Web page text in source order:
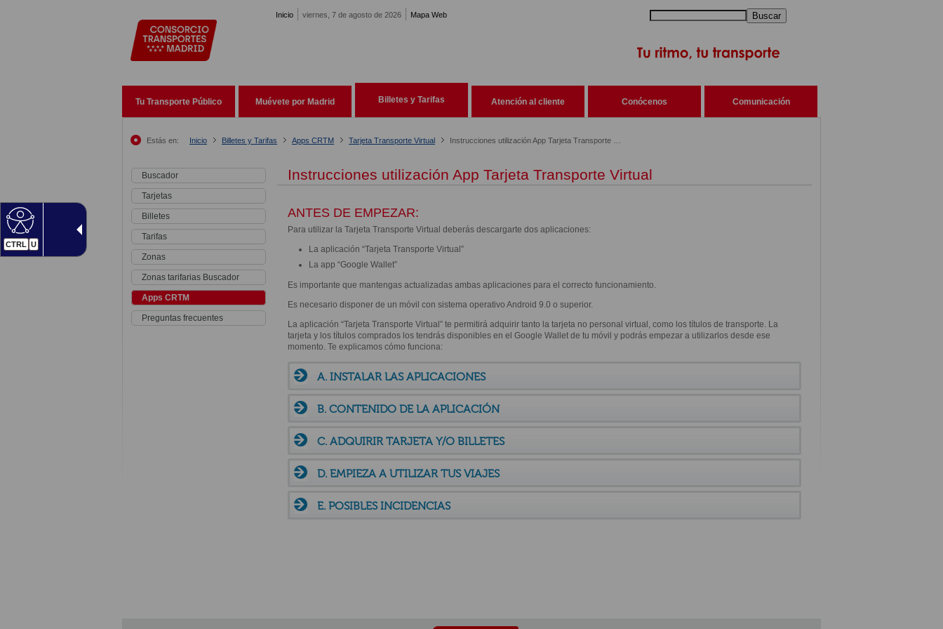
CTRL U
Inicio viernes, 7 de agosto de 2026 Mapa Web Buscar
Tu Transporte Público Muévete por Madrid Billetes y Tarifas Atención al cliente Conócenos Comunicación
Estás en: Inicio Billetes y Tarifas Apps CRTM Tarjeta Transporte Virtual
Buscador
Tarjetas
Billetes
Tarifas
Zonas
Zonas tarifarias Buscador
Apps CRTM
Preguntas frecuentes
Instrucciones utilización App Tarjeta Transporte Virtual
ANTES DE EMPEZAR:
Para utilizar la Tarjeta Transporte Virtual deberás descargarte dos aplicaciones:
La aplicación “Tarjeta Transporte Virtual”
La app “Google Wallet”
Es importante que mantengas actualizadas ambas aplicaciones para el correcto funcionamiento.
Es necesario disponer de un móvil con sistema operativo Android 9.0 o superior.
La aplicación “Tarjeta Transporte Virtual” te permitirá adquirir tanto la tarjeta no personal virtual, como los títulos de transporte. La
tarjeta y los títulos comprados los tendrás disponibles en el Google Wallet de tu móvil y podrás empezar a utilizarlos desde ese
momento. Te explicamos cómo funciona:
A. INSTALAR LAS APLICACIONES
B. CONTENIDO DE LA APLICACIÓN
C. ADQUIRIR TARJETA Y/O BILLETES
D. EMPIEZA A UTILIZAR TUS VIAJES
E. POSIBLES INCIDENCIAS